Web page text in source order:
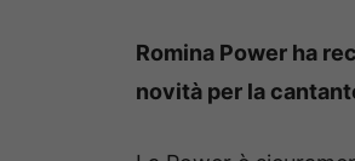
Romina Power ha
novità per la